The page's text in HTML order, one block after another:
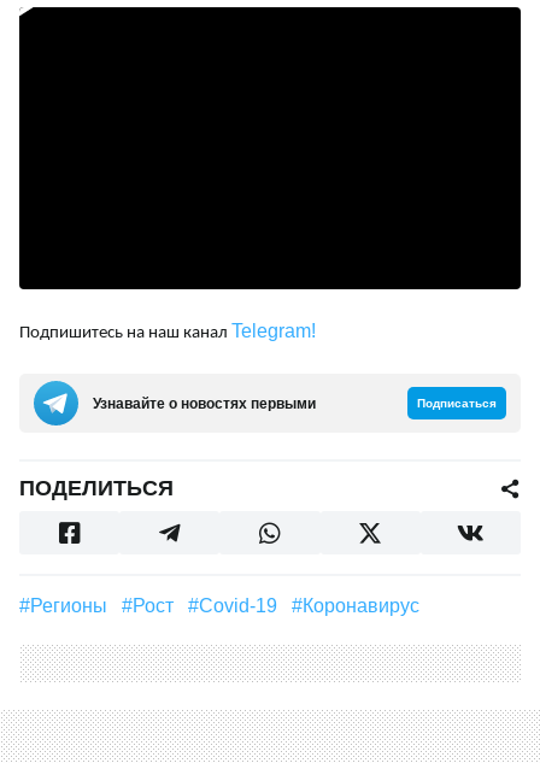
Подпишитесь на наш канал Telegram!
Узнавайте о новостях первыми Подписаться
ПОДЕЛИТЬСЯ
#регионы #рост #Covid-19 #Коронавирус